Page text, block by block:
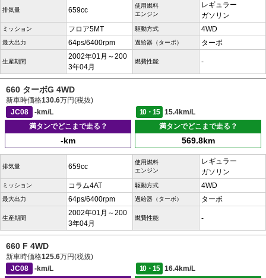
排気量 659cc
使用燃料
エンジン
レギュラー
ガソリン
ミッション フロア5MT 駆動方式 4WD
最大出力 64ps/6400rpm 過給器（ターボ） ターボ
生産期間
2002年01月～200
3年04月
燃費性能 -
660 ターボG 4WD
新車時価格130.6万円(税抜)
JC08
-km/L 10・15
15.4km/L
満タンでどこまで走る？
-km
満タンでどこまで走る？
569.8km
排気量 659cc
使用燃料
エンジン
レギュラー
ガソリン
ミッション コラム4AT 駆動方式 4WD
最大出力 64ps/6400rpm 過給器（ターボ） ターボ
生産期間
2002年01月～200
3年04月
燃費性能 -
660 F 4WD
新車時価格125.6万円(税抜)
JC08
-km/L 10・15
16.4km/L